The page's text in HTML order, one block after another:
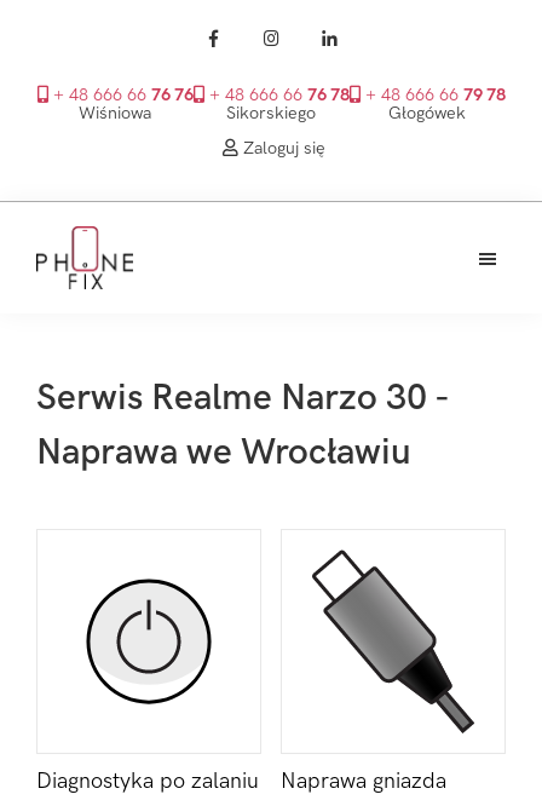
+ 48 666 66 76 76
Wiśniowa
+ 48 666 66 76 78
Sikorskiego
+ 48 666 66 79 78
Głogówek
Zaloguj się
głównego
Serwis Realme Narzo 30 -
Naprawa we Wrocławiu
Diagnostyka po zalaniu
Naprawa gniazda